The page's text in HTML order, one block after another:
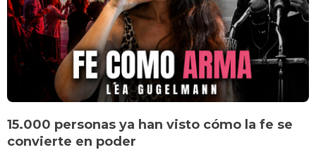
15.000 personas ya han visto cómo la fe se
convierte en poder